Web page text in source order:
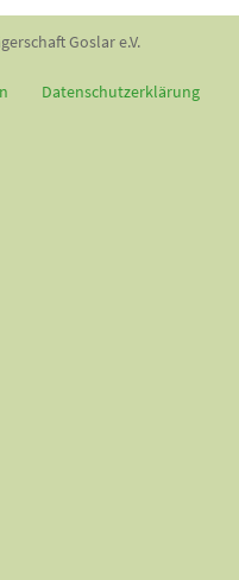
Goslar e.V.
Datenschutzerklärung